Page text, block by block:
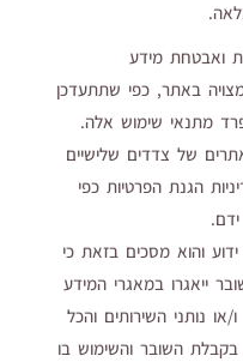
המצויה באתר, כפי שתתעדכן
מתנאי שימוש אלה.
של צדדים שלישיים
הגנת הפרטיות כפי
ידוע והוא מסכים בזאת כי
ייאגרו במאגרי המידע
נותני השירותים והכל
השובר והשימוש בו